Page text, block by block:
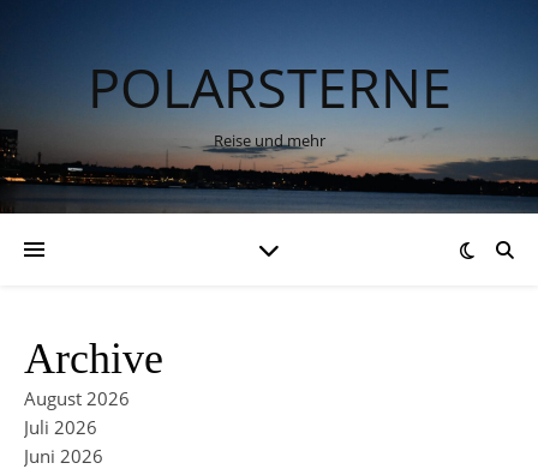
POLARSTERNE
Reise und mehr
Archive
August 2026
Juli 2026
Juni 2026